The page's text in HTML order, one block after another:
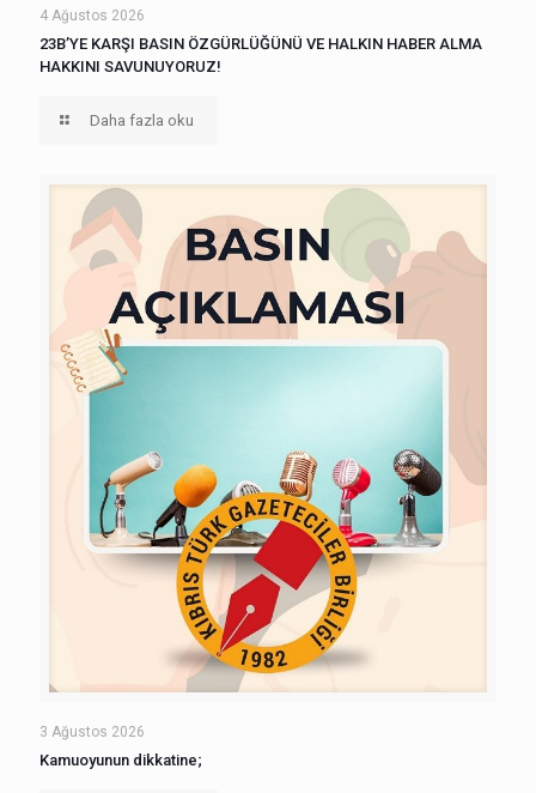
4 Ağustos 2026
23B’YE KARŞI BASIN ÖZGÜRLÜĞÜNÜ VE HALKIN HABER ALMA
HAKKINI SAVUNUYORUZ!
Daha fazla oku
3 Ağustos 2026
Kamuoyunun dikkatine;